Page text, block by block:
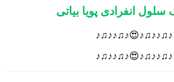
سلول انفرادی پویا بیاتی
♪♫♪♪♫♪😍♪♫♪♪♫♪
♪♫♪♪♫♪😍♪♫♪♪♫♪